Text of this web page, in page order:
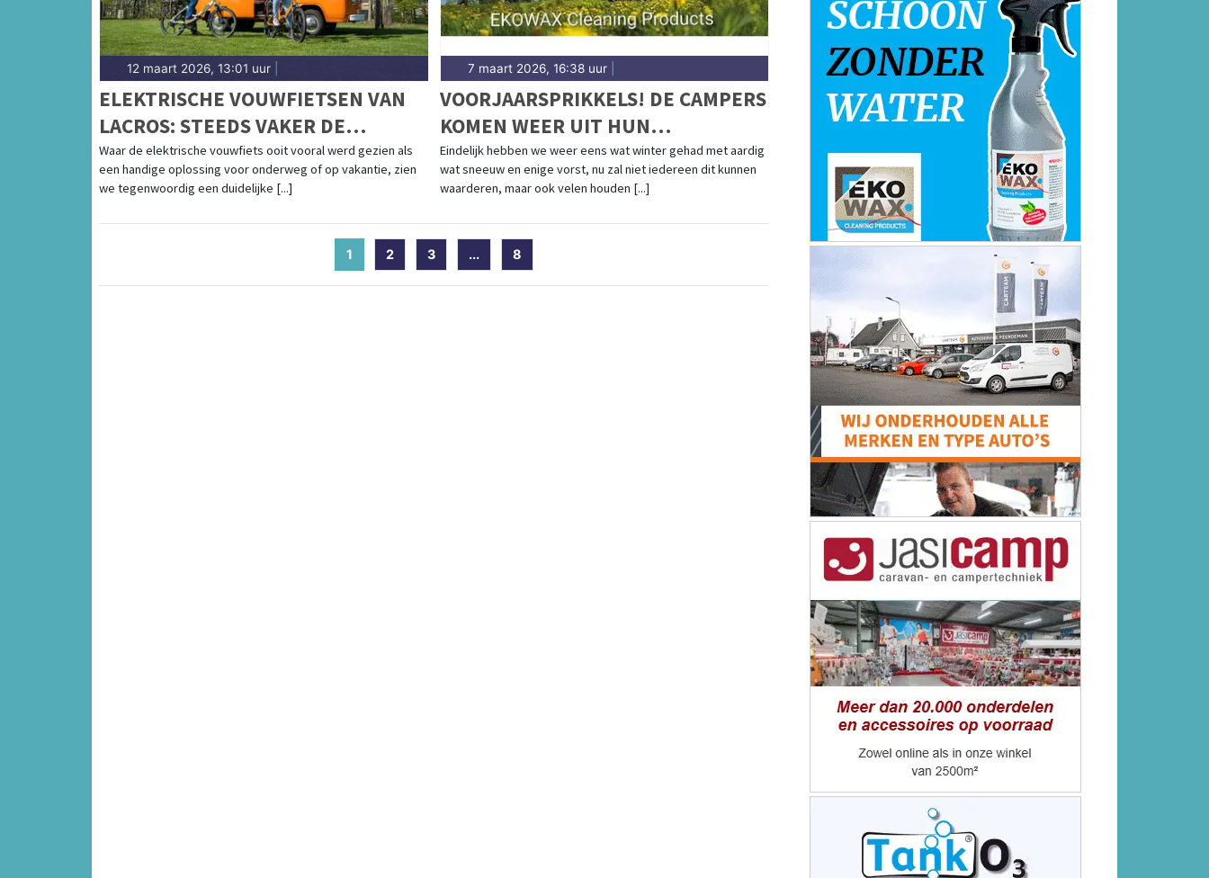
12 maart 2026, 13:01 uur
ELEKTRISCHE VOUWFIETSEN VAN
LACROS: STEEDS VAKER DE
DAGELIJKSE FIETS
Waar de elektrische vouwfiets ooit vooral werd gezien als
een handige oplossing voor onderweg of op vakantie, zien
we tegenwoordig een duidelijke [...]
7 maart 2026, 16:38 uur|
VOORJAARSPRIKKELS! DE CAMPERS
KOMEN WEER UIT HUN
WINTERSLAAP
Eindelijk hebben we weer eens wat winter gehad met aardig
wat sneeuw en enige vorst, nu zal niet iedereen dit kunnen
waarderen, maar ook velen houden [...]
1 (current)
2 3 ... 8